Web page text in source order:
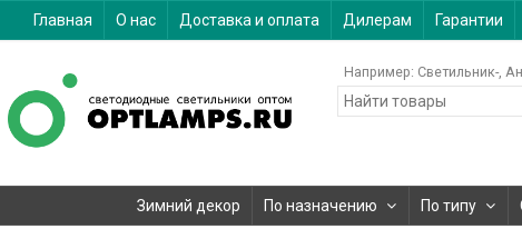
Главная О нас Доставка и оплата Дилерам Гарантии
Например: Светильник-
Зимний декор По назначению По типу